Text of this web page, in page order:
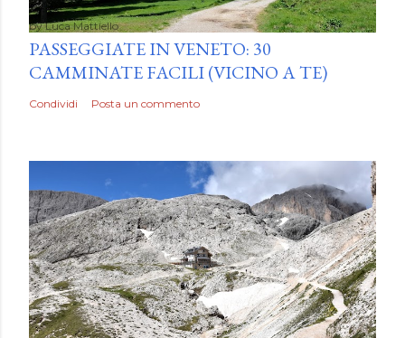
byLuca Mattiello
PASSEGGIATE IN VENETO: 30
CAMMINATE FACILI (VICINO A TE)
Condividi Posta un commento